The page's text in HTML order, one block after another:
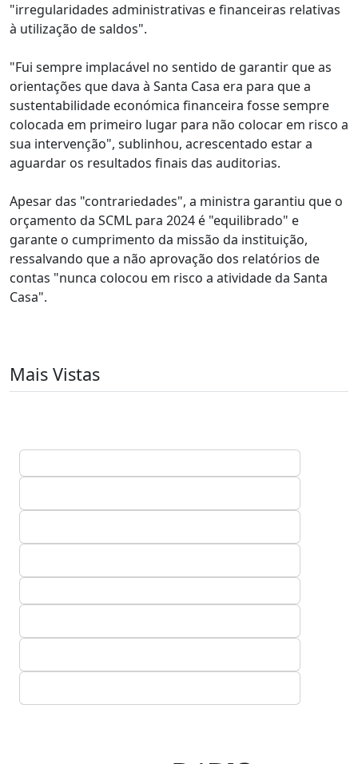
"irregularidades administrativas e financeiras relativas
à utilização de saldos".
"Fui sempre implacável no sentido de garantir que as
orientações que dava à Santa Casa era para que a
sustentabilidade económica financeira fosse sempre
colocada em primeiro lugar para não colocar em risco a
sua intervenção", sublinhou, acrescentado estar a
aguardar os resultados finais das auditorias.
Apesar das "contrariedades", a ministra garantiu que o
orçamento da SCML para 2024 é "equilibrado" e
garante o cumprimento da missão da instituição,
ressalvando que a não aprovação dos relatórios de
contas "nunca colocou em risco a atividade da Santa
Casa".
Mais Vistas